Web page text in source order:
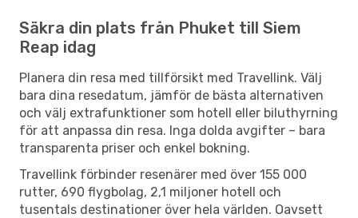
Säkra din plats från Phuket till Siem
Reap idag
Planera din resa med tillförsikt med Travellink. Välj
bara dina resedatum, jämför de bästa alternativen
och välj extrafunktioner som hotell eller biluthyrning
för att anpassa din resa. Inga dolda avgifter – bara
transparenta priser och enkel bokning.
Travellink förbinder resenärer med över 155 000
rutter, 690 flygbolag, 2,1 miljoner hotell och
tusentals destinationer över hela världen. Oavsett